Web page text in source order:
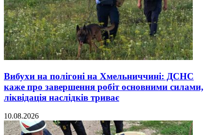
Вибухи на полігоні на Хмельниччині: ДСНС
каже про завершення робіт основними силами,
ліквідація наслідків триває
10.08.2026